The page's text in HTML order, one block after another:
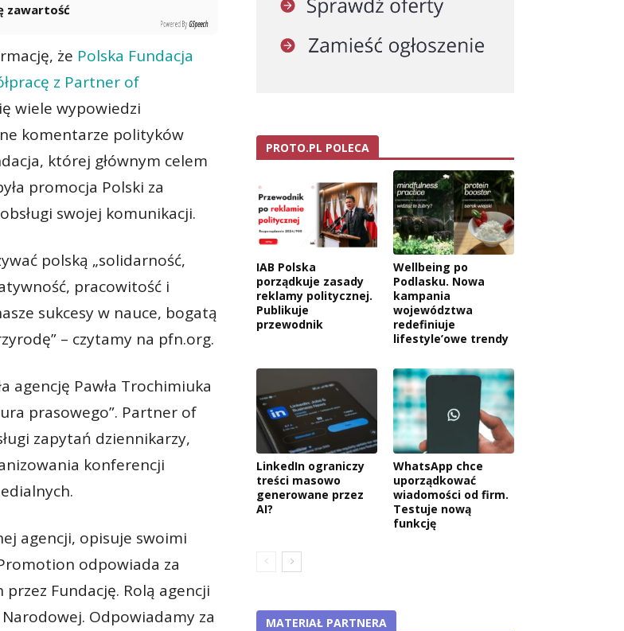
zawartość
Powered By GSpeech
że Polska Fundacja
z Partner of
wiele wypowiedzi
komentarze polityków
której głównym celem
promocja Polski za
swojej komunikacji.
polską „solidarność,
pracowitość i
sukcesy w nauce, bogatą
– czytamy na pfn.org.
agencję Pawła Trochimiuka
prasowego”. Partner of
zapytań dziennikarzy,
konferencji
agencji, opisuje swoimi
odpowiada za
Fundację. Rolą agencji
Odpowiadamy za
PROTO.PL POLECA
IAB Polska
porządkuje zasady
reklamy politycznej.
Publikuje
przewodnik
Wellbeing po
Podlasku. Nowa
kampania
województwa
redefiniuje
lifestyle’owe trendy
LinkedIn ograniczy
treści masowo
generowane przez
AI?
WhatsApp chce
uporządkować
wiadomości od firm.
Testuje nową
funkcję
MATERIAŁ PARTNERA